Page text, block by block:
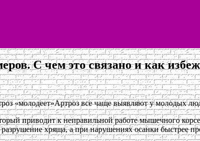
С чем это связано и как
«молодеет»Артроз все чаще выявляют у молодых
приводит к неправильной работе мышечного
хряща, а при нарушениях осанки быстрее